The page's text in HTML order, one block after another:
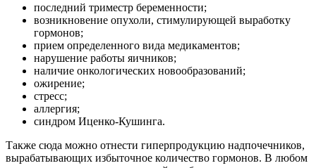
последний триместр беременности;
возникновение опухоли, стимулирующей выработку
гормонов;
прием определенного вида медикаментов;
нарушение работы яичников;
наличие онкологических новообразований;
ожирение;
стресс;
аллергия;
синдром Иценко-Кушинга.
Также сюда можно отнести гиперпродукцию надпочечников,
вырабатывающих избыточное количество гормонов. В любом